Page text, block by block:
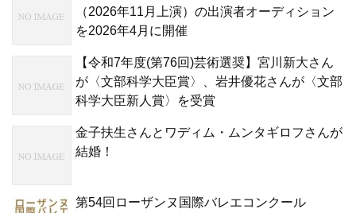
（2026年11月上演）の出演者オーディション
を2026年4月に開催
【令和7年度(第76回)芸術選奨】宮川新大さん
が〈文部科学大臣賞〉、岩井優花さんが〈文部
科学大臣新人賞〉を受賞
金子扶生さんとワディム・ムンタギロフさんが
結婚！
第54回ローザンヌ国際バレエコンクール